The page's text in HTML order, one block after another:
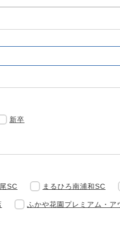
新卒
SC まるひろ南浦和SC
ふかや花園プレミアム・ア